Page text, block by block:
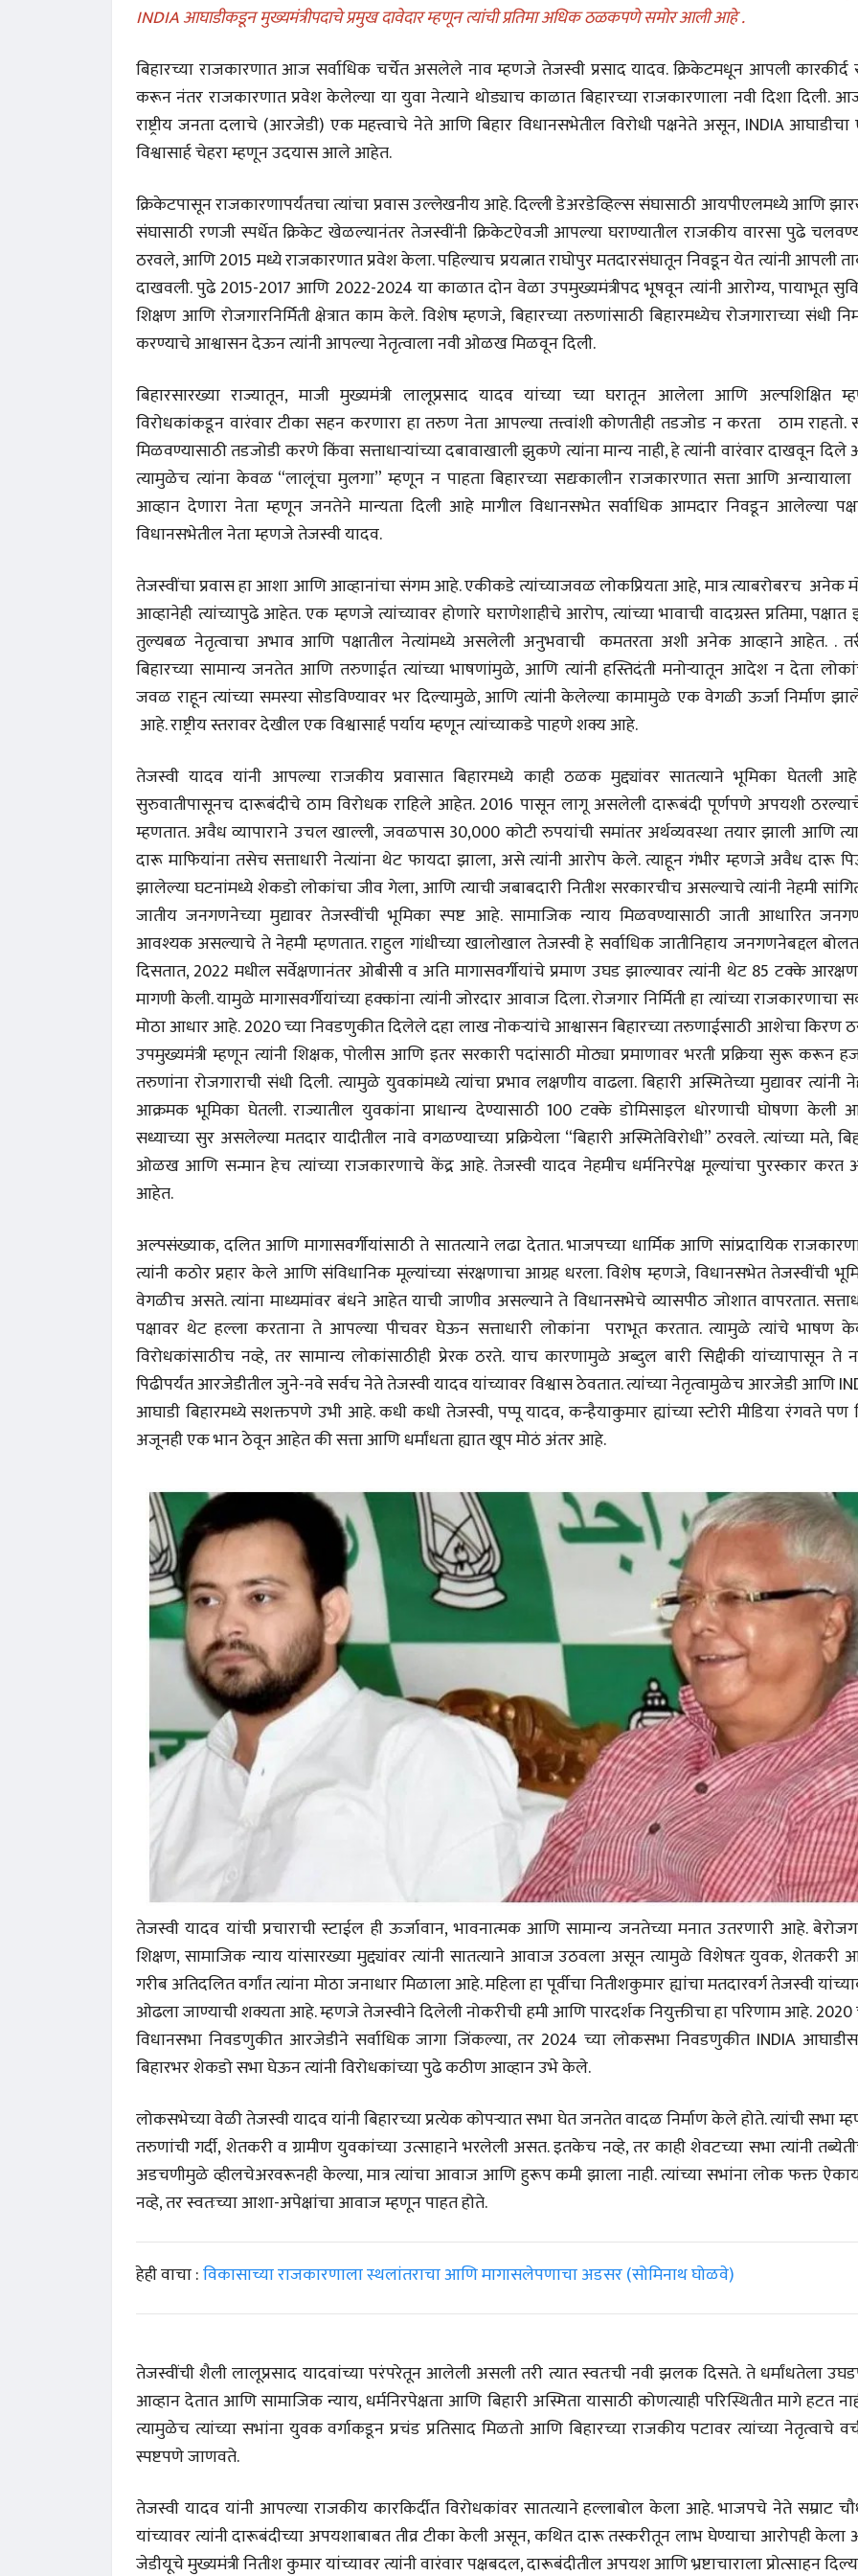
INDIA आघाडीकडून मुख्यमंत्रीपदाचे प्रमुख दावेदार म्हणून त्यांची प्रतिमा अधिक ठळकपणे समोर आली आहे .
बिहारच्या राजकारणात आज सर्वाधिक चर्चेत असलेले नाव म्हणजे तेजस्वी प्रसाद यादव. क्रिकेटमधून आपली
करून नंतर राजकारणात प्रवेश केलेल्या या युवा नेत्याने थोड्याच काळात बिहारच्या राजकारणाला नवी दिशा दिली.
राष्ट्रीय जनता दलाचे (आरजेडी) एक महत्त्वाचे नेते आणि बिहार विधानसभेतील विरोधी पक्षनेते असून, INDIA
विश्वासार्ह चेहरा म्हणून उदयास आले आहेत.
क्रिकेटपासून राजकारणापर्यंतचा त्यांचा प्रवास उल्लेखनीय आहे. दिल्ली डेअरडेव्हिल्स संघासाठी आयपीएलमध्ये आणि
संघासाठी रणजी स्पर्धेत क्रिकेट खेळल्यानंतर तेजस्वींनी क्रिकेटऐवजी आपल्या घराण्यातील राजकीय वारसा पुढे
ठरवले, आणि 2015 मध्ये राजकारणात प्रवेश केला. पहिल्याच प्रयत्नात राघोपुर मतदारसंघातून निवडून येत त्यांनी आपली
दाखवली. पुढे 2015-2017 आणि 2022-2024 या काळात दोन वेळा उपमुख्यमंत्रीपद भूषवून त्यांनी आरोग्य, पायाभूत
शिक्षण आणि रोजगारनिर्मिती क्षेत्रात काम केले. विशेष म्हणजे, बिहारच्या तरुणांसाठी बिहारमध्येच रोजगाराच्या संधी
करण्याचे आश्वासन देऊन त्यांनी आपल्या नेतृत्वाला नवी ओळख मिळवून दिली.
बिहारसारख्या राज्यातून, माजी मुख्यमंत्री लालूप्रसाद यादव यांच्या च्या घरातून आलेला आणि अल्पशिक्षित
विरोधकांकडून वारंवार टीका सहन करणारा हा तरुण नेता आपल्या तत्त्वांशी कोणतीही तडजोड न करता ठाम राहतो.
मिळवण्यासाठी तडजोडी करणे किंवा सत्ताधाऱ्यांच्या दबावाखाली झुकणे त्यांना मान्य नाही, हे त्यांनी वारंवार दाखवून
त्यामुळेच त्यांना केवळ “लालूंचा मुलगा” म्हणून न पाहता बिहारच्या सद्यःकालीन राजकारणात सत्ता आणि
आव्हान देणारा नेता म्हणून जनतेने मान्यता दिली आहे मागील विधानसभेत सर्वाधिक आमदार निवडून आलेल्या
विधानसभेतील नेता म्हणजे तेजस्वी यादव.
तेजस्वींचा प्रवास हा आशा आणि आव्हानांचा संगम आहे. एकीकडे त्यांच्याजवळ लोकप्रियता आहे, मात्र त्याबरोबरच अनेक
आव्हानेही त्यांच्यापुढे आहेत. एक म्हणजे त्यांच्यावर होणारे घराणेशाहीचे आरोप, त्यांच्या भावाची वादग्रस्त प्रतिमा, पक्षात
तुल्यबळ नेतृत्वाचा अभाव आणि पक्षातील नेत्यांमध्ये असलेली अनुभवाची कमतरता अशी अनेक आव्हाने आहेत. .
बिहारच्या सामान्य जनतेत आणि तरुणाईत त्यांच्या भाषणांमुळे, आणि त्यांनी हस्तिदंती मनोऱ्यातून आदेश न देता
जवळ राहून त्यांच्या समस्या सोडविण्यावर भर दिल्यामुळे, आणि त्यांनी केलेल्या कामामुळे एक वेगळी ऊर्जा निर्माण
आहे. राष्ट्रीय स्तरावर देखील एक विश्वासार्ह पर्याय म्हणून त्यांच्याकडे पाहणे शक्य आहे.
तेजस्वी यादव यांनी आपल्या राजकीय प्रवासात बिहारमध्ये काही ठळक मुद्द्यांवर सातत्याने भूमिका घेतली
सुरुवातीपासूनच दारूबंदीचे ठाम विरोधक राहिले आहेत. 2016 पासून लागू असलेली दारूबंदी पूर्णपणे अपयशी
म्हणतात. अवैध व्यापाराने उचल खाल्ली, जवळपास 30,000 कोटी रुपयांची समांतर अर्थव्यवस्था तयार झाली आणि
दारू माफियांना तसेच सत्ताधारी नेत्यांना थेट फायदा झाला, असे त्यांनी आरोप केले. त्याहून गंभीर म्हणजे अवैध दारू
झालेल्या घटनांमध्ये शेकडो लोकांचा जीव गेला, आणि त्याची जबाबदारी नितीश सरकारचीच असल्याचे त्यांनी नेहमी
जातीय जनगणनेच्या मुद्यावर तेजस्वींची भूमिका स्पष्ट आहे. सामाजिक न्याय मिळवण्यासाठी जाती आधारित
आवश्यक असल्याचे ते नेहमी म्हणतात. राहुल गांधीच्या खालोखाल तेजस्वी हे सर्वाधिक जातीनिहाय जनगणनेबद्दल
दिसतात, 2022 मधील सर्वेक्षणानंतर ओबीसी व अति मागासवर्गीयांचे प्रमाण उघड झाल्यावर त्यांनी थेट 85 टक्के
मागणी केली. यामुळे मागासवर्गीयांच्या हक्कांना त्यांनी जोरदार आवाज दिला. रोजगार निर्मिती हा त्यांच्या राजकारणाचा
मोठा आधार आहे. 2020 च्या निवडणुकीत दिलेले दहा लाख नोकऱ्यांचे आश्वासन बिहारच्या तरुणाईसाठी आशेचा किरण
उपमुख्यमंत्री म्हणून त्यांनी शिक्षक, पोलीस आणि इतर सरकारी पदांसाठी मोठ्या प्रमाणावर भरती प्रक्रिया सुरू करून
तरुणांना रोजगाराची संधी दिली. त्यामुळे युवकांमध्ये त्यांचा प्रभाव लक्षणीय वाढला. बिहारी अस्मितेच्या मुद्यावर त्यांनी
आक्रमक भूमिका घेतली. राज्यातील युवकांना प्राधान्य देण्यासाठी 100 टक्के डोमिसाइल धोरणाची घोषणा केली
सध्याच्या सुर असलेल्या मतदार यादीतील नावे वगळण्याच्या प्रक्रियेला “बिहारी अस्मितेविरोधी” ठरवले. त्यांच्या मते,
ओळख आणि सन्मान हेच त्यांच्या राजकारणाचे केंद्र आहे. तेजस्वी यादव नेहमीच धर्मनिरपेक्ष मूल्यांचा पुरस्कार
आहेत.
अल्पसंख्याक, दलित आणि मागासवर्गीयांसाठी ते सातत्याने लढा देतात. भाजपच्या धार्मिक आणि सांप्रदायिक
त्यांनी कठोर प्रहार केले आणि संविधानिक मूल्यांच्या संरक्षणाचा आग्रह धरला. विशेष म्हणजे, विधानसभेत तेजस्वींची
वेगळीच असते. त्यांना माध्यमांवर बंधने आहेत याची जाणीव असल्याने ते विधानसभेचे व्यासपीठ जोशात वापरतात.
पक्षावर थेट हल्ला करताना ते आपल्या पीचवर घेऊन सत्ताधारी लोकांना पराभूत करतात. त्यामुळे त्यांचे भाषण
विरोधकांसाठीच नव्हे, तर सामान्य लोकांसाठीही प्रेरक ठरते. याच कारणामुळे अब्दुल बारी सिद्दीकी यांच्यापासून ते
पिढीपर्यंत आरजेडीतील जुने-नवे सर्वच नेते तेजस्वी यादव यांच्यावर विश्वास ठेवतात. त्यांच्या नेतृत्वामुळेच आरजेडी आणि
आघाडी बिहारमध्ये सशक्तपणे उभी आहे. कधी कधी तेजस्वी, पप्पू यादव, कन्हैयाकुमार ह्यांच्या स्टोरी मीडिया रंगवते पण
अजूनही एक भान ठेवून आहेत की सत्ता आणि धर्मांधता ह्यात खूप मोठं अंतर आहे.
तेजस्वी यादव यांची प्रचाराची स्टाईल ही ऊर्जावान, भावनात्मक आणि सामान्य जनतेच्या मनात उतरणारी आहे.
शिक्षण, सामाजिक न्याय यांसारख्या मुद्द्यांवर त्यांनी सातत्याने आवाज उठवला असून त्यामुळे विशेषतः युवक, शेतकरी
गरीब अतिदलित वर्गांत त्यांना मोठा जनाधार मिळाला आहे. महिला हा पूर्वीचा नितीशकुमार ह्यांचा मतदारवर्ग तेजस्वी
ओढला जाण्याची शक्यता आहे. म्हणजे तेजस्वीने दिलेली नोकरीची हमी आणि पारदर्शक नियुक्तीचा हा परिणाम आहे. 2020
विधानसभा निवडणुकीत आरजेडीने सर्वाधिक जागा जिंकल्या, तर 2024 च्या लोकसभा निवडणुकीत INDIA
बिहारभर शेकडो सभा घेऊन त्यांनी विरोधकांच्या पुढे कठीण आव्हान उभे केले.
लोकसभेच्या वेळी तेजस्वी यादव यांनी बिहारच्या प्रत्येक कोपऱ्यात सभा घेत जनतेत वादळ निर्माण केले होते. त्यांची सभा
तरुणांची गर्दी, शेतकरी व ग्रामीण युवकांच्या उत्साहाने भरलेली असत. इतकेच नव्हे, तर काही शेवटच्या सभा त्यांनी
अडचणीमुळे व्हीलचेअरवरूनही केल्या, मात्र त्यांचा आवाज आणि हुरूप कमी झाला नाही. त्यांच्या सभांना लोक फक्त
नव्हे, तर स्वतःच्या आशा-अपेक्षांचा आवाज म्हणून पाहत होते.
हेही वाचा :विकासाच्या राजकारणाला स्थलांतराचा आणि मागासलेपणाचा अडसर (सोमिनाथ घोळवे)
तेजस्वींची शैली लालूप्रसाद यादवांच्या परंपरेतून आलेली असली तरी त्यात स्वतःची नवी झलक दिसते. ते धर्मांधतेला
आव्हान देतात आणि सामाजिक न्याय, धर्मनिरपेक्षता आणि बिहारी अस्मिता यासाठी कोणत्याही परिस्थितीत मागे हटत
त्यामुळेच त्यांच्या सभांना युवक वर्गाकडून प्रचंड प्रतिसाद मिळतो आणि बिहारच्या राजकीय पटावर त्यांच्या नेतृत्वाचे
स्पष्टपणे जाणवते.
तेजस्वी यादव यांनी आपल्या राजकीय कारकिर्दीत विरोधकांवर सातत्याने हल्लाबोल केला आहे. भाजपचे नेते सम्राट
यांच्यावर त्यांनी दारूबंदीच्या अपयशाबाबत तीव्र टीका केली असून, कथित दारू तस्करीतून लाभ घेण्याचा आरोपही केला
जेडीयूचे मुख्यमंत्री नितीश कुमार यांच्यावर त्यांनी वारंवार पक्षबदल, दारूबंदीतील अपयश आणि भ्रष्टाचाराला प्रोत्साहन
भाषण
नीती बडवे, भानू काळे
30 Jul 2026
एक सक्षम आणि जागतिक
दर्जाची शिक्षणव्यवस्था ही
काळाची गरज आहे
शशी थरूर
जम्मू-काश्मीरला राज्याचा
दर्जा देण्यासंदर्भात फोल
ठरलेली आश्वासनं
रामचंद्र गुहा
28 Jul 2026
लेख
प्रधानांच्याच काय
EDITORIAL
Will Sonam
Wangchuk's Hunger
Strike Make a
Difference?
Editor
20 Jul 2026
व्यक्तिवेध
17 Jul 2026
भाषण
ज्येष्ठांचा
रुग्णशुश्रूषा :
डॉ. दिलीप शिंदे
15 Jul 2026
व्यक्तिवेध
मूर्त दृश्याला अमूर्ताकार
देणारा चित्रकार
सोमनाथ कोमरपंत
17 Jul 2026
आगामी पुस्तकातील अंश
चीनचा निरोप घेताना...
रवींद्रनाथ टागोर.
16 Jul 2026
ज्येष्ठांचा आत्मसन्मान जपणारी
रुग्णशुश्रूषा : हॉस्पिस
डॉ. दिलीप शिंदे आणि मान्यवर
15 Jul 2026
दरम्यान विम्बल्डन
आ. श्री. केतकर
भाषण
१५५ सदाशिव पेठ, सातारा :
लोकविलक्षण दाभोलकर
कुटुंबाची कथा
ज्ञानदेव म्हस्के, डॉ. शैला
दाभोलकर, दत्तप्रसाद दाभोळकर,
दत्ता दामोदर नायक
08 Jul 2026
व्यक्तिवेध
मूर्त दृश्याला
देणारा चित्रकार
सोमनाथ कोमरपंत
17 Jul 2026
आगामी
चीनचा निरोप
रवींद्रनाथ टागोर.
16 Jul 2026
ज्येष्ठांचा
रुग्णशुश्रूषा :
डॉ. दिलीप शिंदे
15 Jul 2026
दरम्यान विम्बल्डन
आ. श्री. केतकर
14 Jul 2026
भाषण
१५५ सदाशिव पेठ,
कुटुंबाची कथा
ज्ञानदेव म्हस्के,
दाभोलकर, दत्तप्रसाद
दत्ता दामोदर नायक
08 Jul 2026
अंक वाचण्यासाठी येथे क्लिक करा.. अंक वाचण्यासाठी येथे क्लिक करा..
करण्यासाठी येथे क्लिक करा.
खरेदी करण्यासाठी येथे क्लिक करा.
(अनुवाद सानिया कर्णिक )